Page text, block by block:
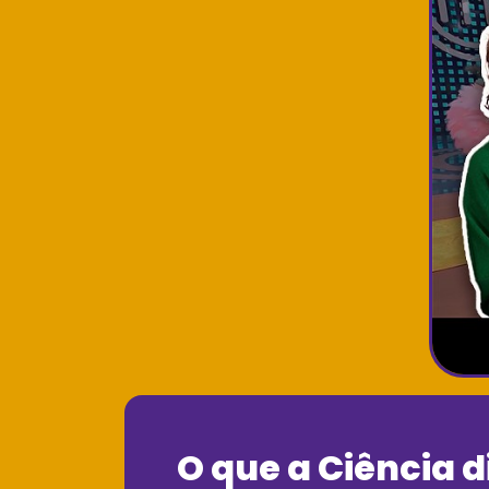
O que a Ciência